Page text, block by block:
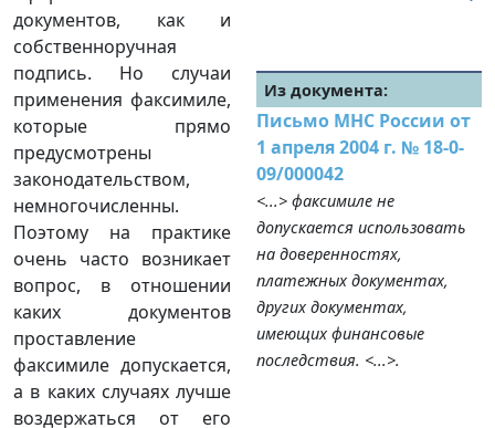
Из документа:
Письмо МНС России от
1 апреля 2004 г. № 18-0-
09/000042
<...> факсимиле не
допускается использовать
на доверенностях,
платежных документах,
других документах,
имеющих финансовые
последствия. <...>.
документов, как и
собственноручная
подпись. Но случаи
применения факсимиле,
которые прямо
предусмотрены
законодательством,
немногочисленны.
Поэтому на практике
очень часто возникает
вопрос, в отношении
каких документов
проставление
факсимиле допускается,
а в каких случаях лучше
воздержаться от его